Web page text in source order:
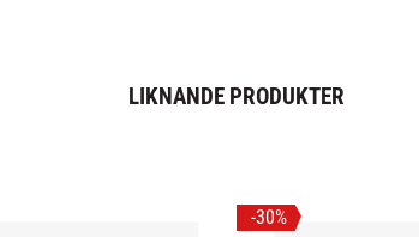
LIKNANDE PRODUKTER
30%